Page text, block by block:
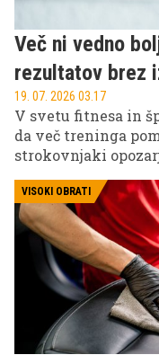
Več ni vedno
rezultatov brez
19. 07. 2026 03.17
V svetu fitnesa in
da več treninga
strokovnjaki
VISOKI OBRATI